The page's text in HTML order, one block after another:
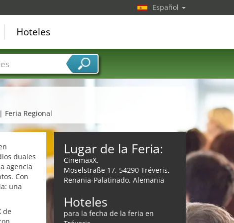
Feria Regional
duales
agencia
Con
una
de
Lugar de la Feria:
CinemaxX,
Moselstraße 17, 54290 Tréveris,
Renania-Palatinado, Alemania
Hoteles
para la fecha de la feria en
Español
Hoteles
de servicios